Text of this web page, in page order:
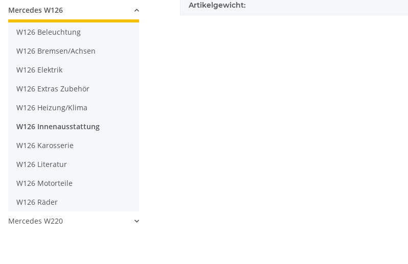
Artikelgewicht:
Mercedes W126
W126 Beleuchtung
W126 Bremsen/Achsen
W126 Elektrik
W126 Extras Zubehör
W126 Heizung/Klima
W126 Innenausstattung
W126 Karosserie
W126 Literatur
W126 Motorteile
W126 Räder
Mercedes W220